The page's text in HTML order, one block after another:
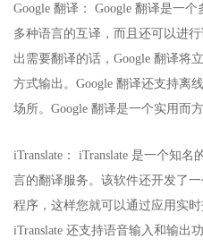
Google 翻译： Google 翻译是一
多种语言的互译，而且还可以进
出需要翻译的话，Google 翻译将
方式输出。Google 翻译还支持离
场所。Google 翻译是一个实用而
iTranslate： iTranslate 是一个知
言的翻译服务。该软件还开发了
程序，这样您就可以通过应用实
iTranslate 还支持语音输入和输出